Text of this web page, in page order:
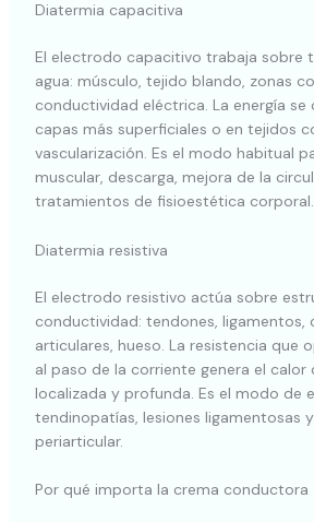
Diatermia capacitiva
El electrodo capacitivo trabaja sobre
agua: músculo, tejido blando, zonas
conductividad eléctrica. La energía se
capas más superficiales o en tejidos
vascularización. Es el modo habitual
muscular, descarga, mejora de la
tratamientos de fisioestética corporal.
Diatermia resistiva
El electrodo resistivo actúa sobre
conductividad: tendones, ligamentos,
articulares, hueso. La resistencia que
al paso de la corriente genera el calor
localizada y profunda. Es el modo de
tendinopatías, lesiones ligamentosas
periarticular.
Por qué importa la crema conductora